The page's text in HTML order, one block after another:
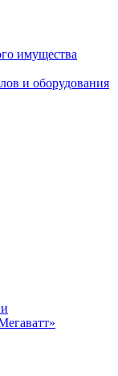
имущества
и оборудования